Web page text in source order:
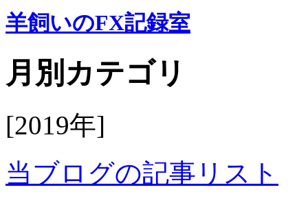
羊飼いのFX記録室
月別カテゴリ
[2019年]
当ブログの記事リスト